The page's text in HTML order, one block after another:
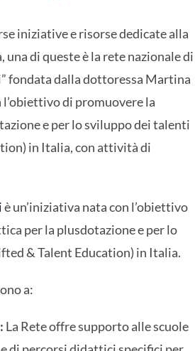
iniziative e risorse dedicate alla
una di queste è la rete nazionale di
fondata dalla dottoressa Martina
di promuovere la
e per lo sviluppo dei talenti
in Italia, con attività di
è un’iniziativa nata con l’obiettivo
per la plusdotazione e per lo
& Talent Education) in Italia.
a:
La Rete offre supporto alle scuole